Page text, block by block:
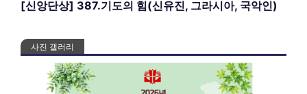
[신앙단상] 387.기도의 힘(신유진, 그라시아, 국악인)
사진 갤러리